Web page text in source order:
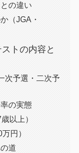
の違い
（JGA・
トの内容と
次予選・二次予
の実態
以上）
円）
道